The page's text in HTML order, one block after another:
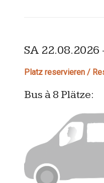
SA
Platz reservieren /
Bus à 8 Plätze: